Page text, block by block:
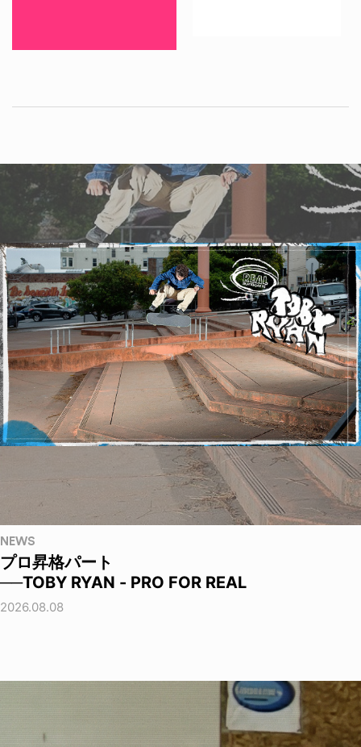
NEWS
プロ昇格パート
──TOBY RYAN - PRO FOR REAL
2026.08.08